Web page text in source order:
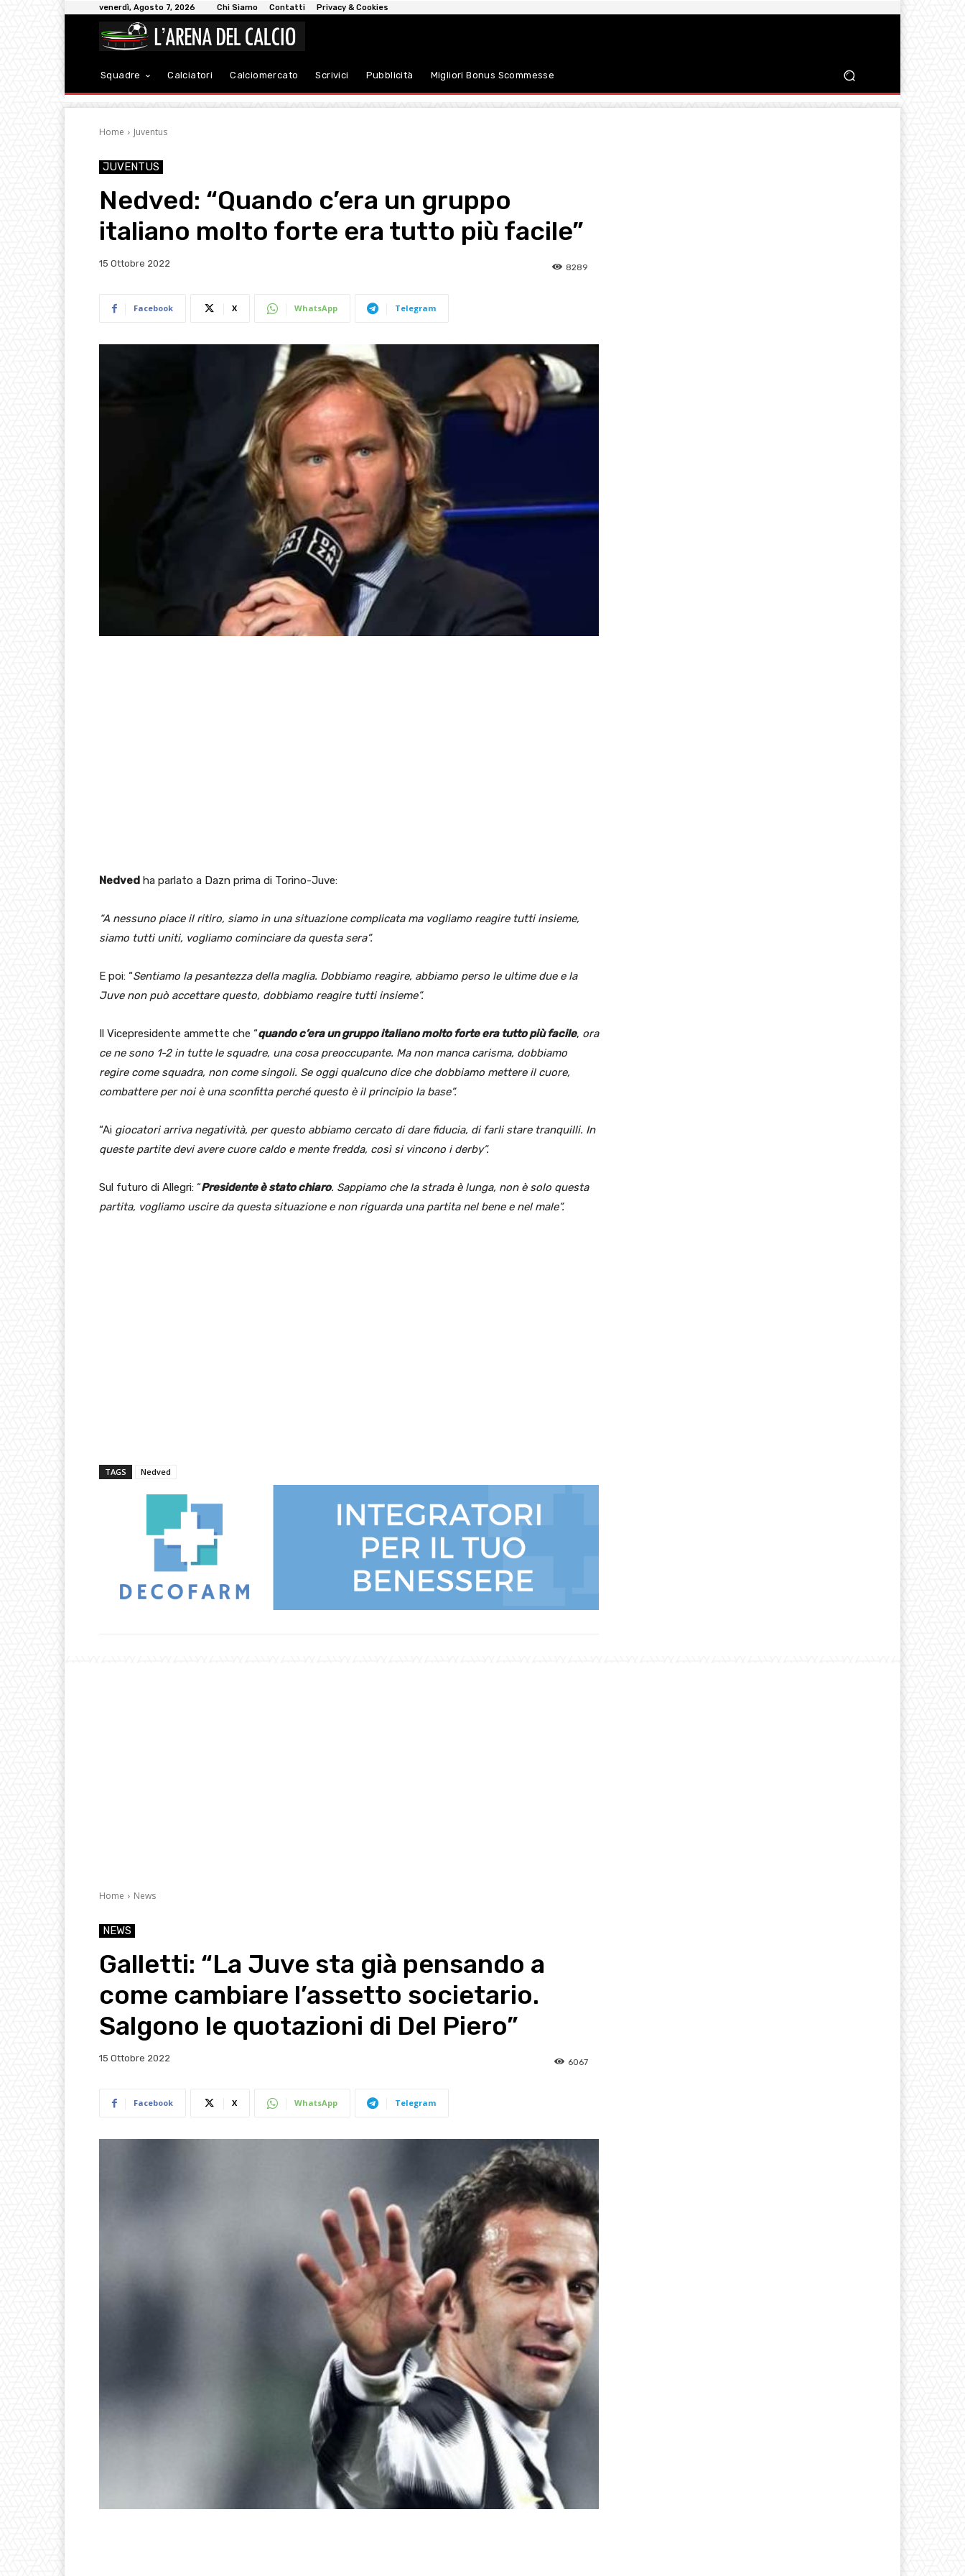
venerdì, Agosto 7, 2026 Chi Siamo Contatti Privacy & Cookies
Squadre Calciatori Calciomercato Scrivici Pubblicità Migliori Bonus Scommesse
Home Juventus
JUVENTUS
Nedved: “Quando c’era un gruppo
italiano molto forte era tutto più facile”
15 Ottobre 2022 8289
Facebook X WhatsApp Telegram
Nedved ha parlato a Dazn prima di Torino-Juve:
“A nessuno piace il ritiro, siamo in una situazione complicata ma vogliamo reagire tutti insieme,
siamo tutti uniti, vogliamo cominciare da questa sera”.
E poi: “Sentiamo la pesantezza della maglia. Dobbiamo reagire, abbiamo perso le ultime due e la
Juve non può accettare questo, dobbiamo reagire tutti insieme”.
Il Vicepresidente ammette che “quando c’era un gruppo italiano molto forte era tutto più facile, ora
ce ne sono 1-2 in tutte le squadre, una cosa preoccupante. Ma non manca carisma, dobbiamo
regire come squadra, non come singoli. Se oggi qualcuno dice che dobbiamo mettere il cuore,
combattere per noi è una sconfitta perché questo è il principio la base”.
“Ai giocatori arriva negatività, per questo abbiamo cercato di dare fiducia, di farli stare tranquilli. In
queste partite devi avere cuore caldo e mente fredda, così si vincono i derby”.
Sul futuro di Allegri: “Presidente è stato chiaro. Sappiamo che la strada è lunga, non è solo questa
partita, vogliamo uscire da questa situazione e non riguarda una partita nel bene e nel male”.
TAGS Nedved